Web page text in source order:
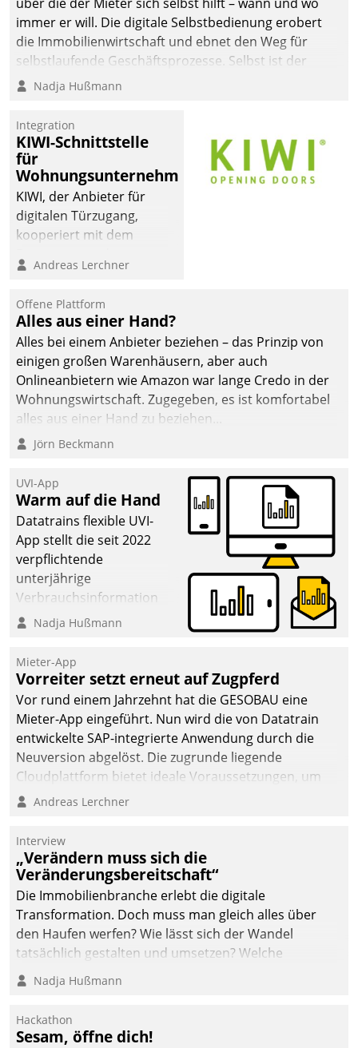
immer er will. Die digitale Selbstbedienung erobert
die Immobilienwirtschaft und ebnet den Weg für
selbstlaufende Geschäftsprozesse. Selbst ist der
Kunde und smart der Serviceanbieter.
Nadja Hußmann
Integration
KIWI-Schnittstelle
für
Wohnungsunternehmen
KIWI, der Anbieter für
digitalen Türzugang,
kooperiert mit dem
Softwareentwicklungshaus
Andreas Lerchner
Offene Plattform
Alles aus einer Hand?
Alles bei einem Anbieter beziehen – das Prinzip von
einigen großen Warenhäusern, aber auch
Onlineanbietern wie Amazon war lange Credo in der
Wohnungswirtschaft. Zugegeben, es ist komfortabel
alles aus einer Hand zu beziehen...
Jörn Beckmann
UVI-App
Warm auf die Hand
Datatrains flexible UVI-
App stellt die seit 2022
verpflichtende
unterjährige
Verbrauchsinformation
schnell, zuverlässig und
Die monatlichen
Mitteilungen zum
Heizungs- und
Wasserverbrauch gehen
automatisiert, vollständig
und auf Wunsch über
mehrere zuvor
Kommunikationswege bei
Nadja Hußmann
Mieter-App
Vorreiter setzt erneut auf Zugpferd
Vor rund einem Jahrzehnt hat die GESOBAU eine
Mieter-App eingeführt. Nun wird die von Datatrain
entwickelte SAP-integrierte Anwendung durch die
Neuversion abgelöst. Die zugrunde liegende
Cloudplattform bietet ideale Voraussetzungen, um
die Funktionalität der App zu erweitern und weitere
integrieren.
Andreas Lerchner
Interview
„Verändern muss sich die
Veränderungsbereitschaft“
Die Immobilienbranche erlebt die digitale
Transformation. Doch muss man gleich alles über
den Haufen werfen? Wie lässt sich der Wandel
tatsächlich gestalten und umsetzen? Welche
Argumente zählen wirklich?
Nadja Hußmann
Hackathon
Sesam, öffne dich!